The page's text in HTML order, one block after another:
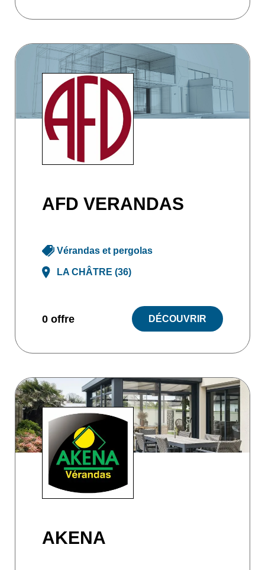
AFD VERANDAS
Vérandas et pergolas
LA CHÂTRE (36)
0 offre DÉCOUVRIR
AKENA